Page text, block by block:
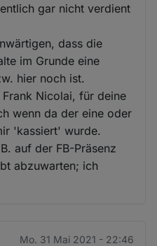
gar nicht verdient
dass die
im Grunde eine
hier noch ist.
Nicolai, für deine
wenn da der eine oder
'kassiert' wurde.
auf der FB-Präsenz
abzuwarten; ich
Mo. 31 Mai 2021 - 22:46